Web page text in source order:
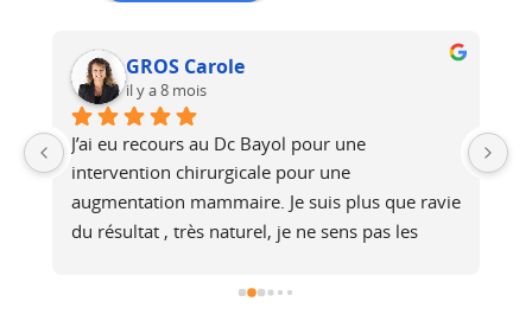
GROS Carole
il y a 8 mois
J’ai eu recours au Dc Bayol pour une
intervention chirurgicale pour une
augmentation mammaire. Je suis plus que ravie
du résultat , très naturel, je ne sens pas les
été de très bons conseils, je recommande !